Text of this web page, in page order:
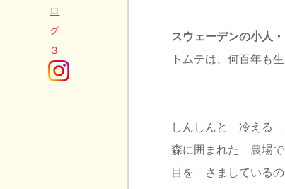
スウェーデンの小人
トムテは、何百年も
しんしんと 冷える
森に囲まれた 農場
目を さましている